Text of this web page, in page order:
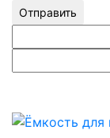
Отправить